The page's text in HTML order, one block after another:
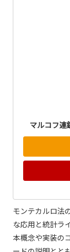
マルコフ連
モンテカルロ法
な応用と統計ラ
本概念や実装の